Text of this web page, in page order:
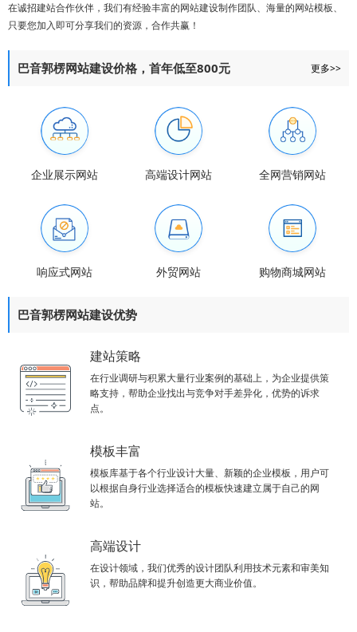
在诚招建站合作伙伴，我们有经验丰富的网站建设制作团队、海量的网站模板、
只要您加入即可分享我们的资源，合作共赢！
巴音郭楞网站建设价格，首年低至800元 更多>>
企业展示网站 高端设计网站 全网营销网站
响应式网站 外贸网站 购物商城网站
巴音郭楞网站建设优势
建站策略
在行业调研与积累大量行业案例的基础上，为企业提供策
略支持，帮助企业找出与竞争对手差异化，优势的诉求
点。
模板丰富
模板库基于各个行业设计大量、新颖的企业模板，用户可
以根据自身行业选择适合的模板快速建立属于自己的网
站。
高端设计
在设计领域，我们优秀的设计团队利用技术元素和审美知
识，帮助品牌和提升创造更大商业价值。